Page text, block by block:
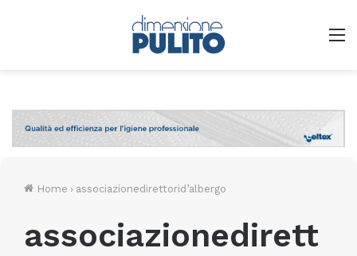
Home › associazionedirettorid’albergo
associazionedirett